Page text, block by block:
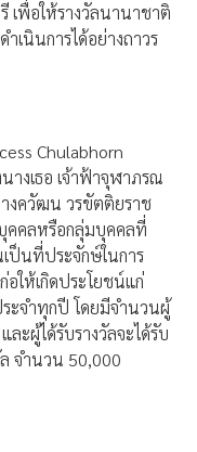
เพื่อให้รางวัลนานาชาติ
เนินการได้อย่างถาวร
Chulabhorn
างเธอ เจ้าฟ้าจุฬาภรณ
งควัฒน วรขัตติยราช
คคลหรือกลุ่มบุคคลที่
ป็นที่ประจักษ์ในการ
อให้เกิดประโยชน์แก่
ะจำทุกปี โดยมีจำนวนผู้
ะผู้ได้รับรางวัลจะได้รับ
ล จำนวน 50,000